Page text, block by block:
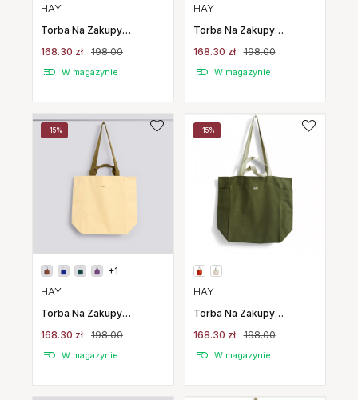
HAY
Torba Na Zakupy
Ciemnozielona Hay
168.30 zł 198.00
W magazynie
HAY
Torba Na Zakupy
Fioletowa Hay
168.30 zł 198.00
W magazynie
-15%
+1
HAY
Torba Na Zakupy
Jasnożółta Hay
168.30 zł 198.00
W magazynie
-15%
HAY
Torba Na Zakupy
Oliwkowa Hay
168.30 zł 198.00
W magazynie